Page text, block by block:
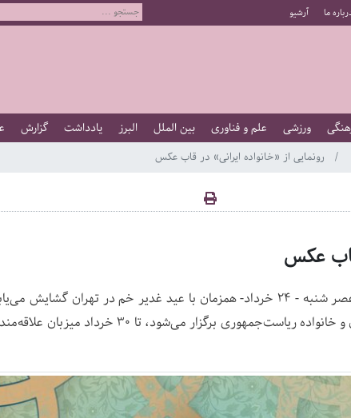
ما آرشیو
ورزشی علم و فناوری بین الملل البرز یادداشت گزارش
رونمایی از «خانواده ایرانی» در قاب عکس
قاب عکس
نخستین جشنواره ملی عکس «خانواده ایرانی» عصر شنبه - ۲۴ خرداد- همزمان با عید غدیر خم در تهران گشایش
این رویداد هنری که با همکاری معاونت امور زنان و خانواده ریاست‌جمهوری برگزار می‌شود، تا ۳۰ خرداد